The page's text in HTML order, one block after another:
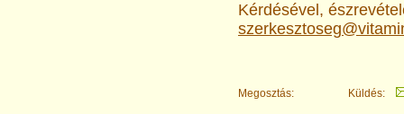
Kérdésével,
Megosztás: Küldés: